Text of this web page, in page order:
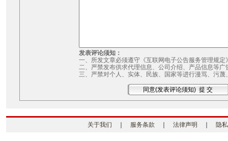
发表评论须知：
一、所发文章必须遵守《互联网电子公告服务管理规定
二、严禁发布供求代理信息、公司介绍、产品信息等广
三、严禁对个人、实体、民族、国家等进行漫骂、污蔑
关于我们 服务条款 法律声明 隐